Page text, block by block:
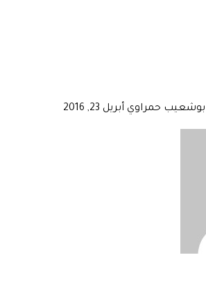
بوشعيب حمراوي أبريل 23, 2016